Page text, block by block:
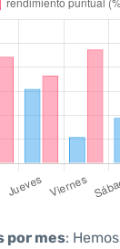
por mes: